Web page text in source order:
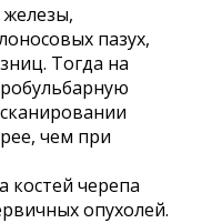
пазух,
Тогда на
чем при
костей черепа
опухолей.